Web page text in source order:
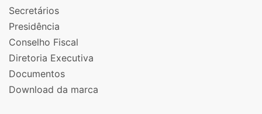
Secretários
Presidência
Conselho Fiscal
Diretoria Executiva
Documentos
Download da marca